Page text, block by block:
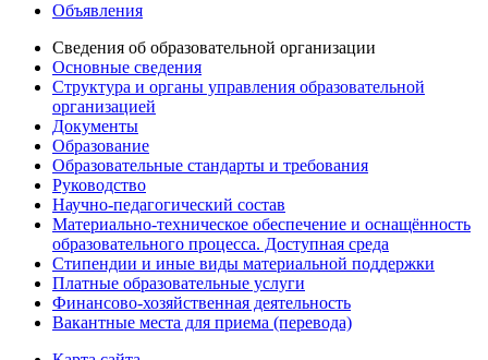
Объявления
Сведения об образовательной организации
Основные сведения
Структура и органы управления образовательной
организацией
Документы
Образование
Образовательные стандарты и требования
Руководство
Научно-педагогический состав
Материально-техническое обеспечение и оснащённость
образовательного процесса. Доступная среда
Стипендии и иные виды материальной поддержки
Платные образовательные услуги
Финансово-хозяйственная деятельность
Вакантные места для приема (перевода)